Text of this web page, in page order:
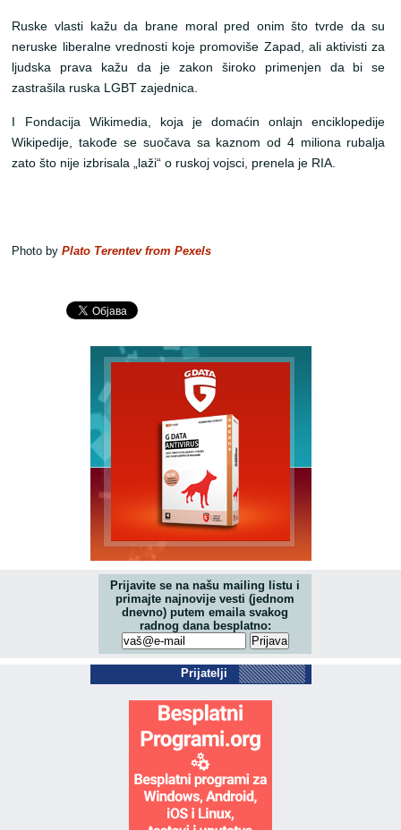
Ruske vlasti kažu da brane moral pred onim što tvrde da su
neruske liberalne vrednosti koje promoviše Zapad, ali aktivisti za
ljudska prava kažu da je zakon široko primenjen da bi se
zastrašila ruska LGBT zajednica.
I Fondacija Wikimedia, koja je domaćin onlajn enciklopedije
Wikipedije, takođe se suočava sa kaznom od 4 miliona rubalja
zato što nije izbrisala „laži“ o ruskoj vojsci, prenela je RIA.
Photo byPlato Terentev from Pexels
Prijavite se na našu mailing listu i
primajte najnovije vesti (jednom
dnevno) putem emaila svakog
radnog dana besplatno:
Prijatelji